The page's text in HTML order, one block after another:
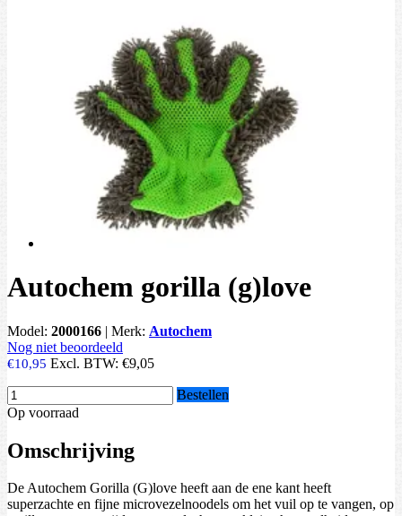
Autochem gorilla (g)love
Model: 2000166 | Merk: Autochem
Nog niet beoordeeld
€10,95 Excl. BTW: €9,05
Bestellen
Op voorraad
Omschrijving
De Autochem Gorilla (G)love heeft aan de ene kant heeft
superzachte en fijne microvezelnoodels om het vuil op te vangen, op